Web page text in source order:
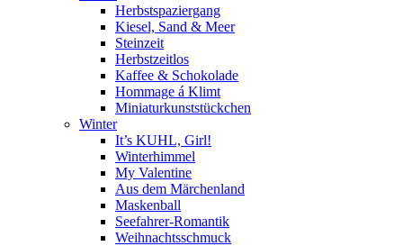
Herbstspaziergang
Kiesel, Sand & Meer
Steinzeit
Herbstzeitlos
Kaffee & Schokolade
Hommage á Klimt
Miniaturkunststückchen
Winter
It’s KUHL, Girl!
Winterhimmel
My Valentine
Aus dem Märchenland
Maskenball
Seefahrer-Romantik
Weihnachtsschmuck